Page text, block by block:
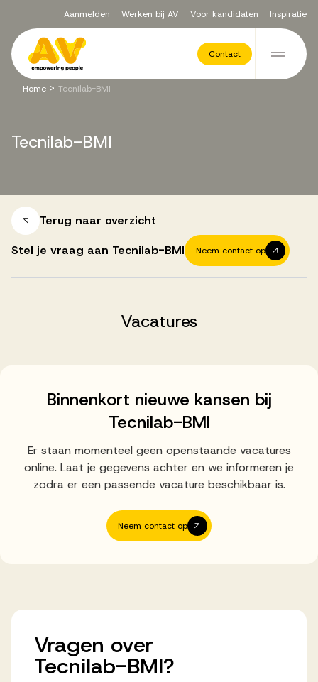
Ga naar de inhoud
Aanmelden Werken bij AV Voor kandidaten Inspiratie
Contact
Voor opdrachtgevers
Recruitment Services
Vacatures
Successen
Succesverhalen
Vervulde vacatures
Werken bij AV
Home > Tecnilab-BMI
Tecnilab-BMI
Terug naar overzicht
Stel je vraag aan Tecnilab-BMI
Neem contact op
Vacatures
Binnenkort nieuwe kansen bij
Tecnilab-BMI
Er staan momenteel geen openstaande vacatures
online. Laat je gegevens achter en we informeren je
zodra er een passende vacature beschikbaar is.
Neem contact op
Vragen over
Tecnilab-BMI?